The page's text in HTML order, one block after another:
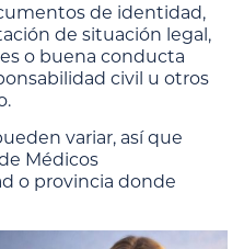
de identidad,
de situación legal,
o buena conducta
civil u otros
variar, así que
Médicos
o provincia donde